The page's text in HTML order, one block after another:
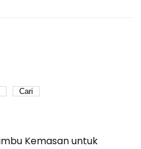
Cari
Kemasan untuk